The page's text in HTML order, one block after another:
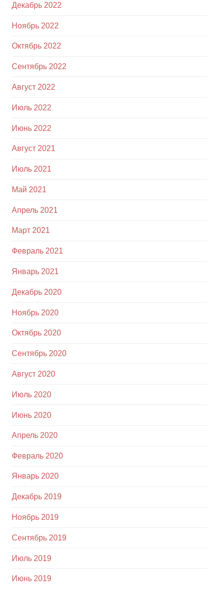
Декабрь 2022
Ноябрь 2022
Октябрь 2022
Сентябрь 2022
Август 2022
Июль 2022
Июнь 2022
Август 2021
Июль 2021
Май 2021
Апрель 2021
Март 2021
Февраль 2021
Январь 2021
Декабрь 2020
Ноябрь 2020
Октябрь 2020
Сентябрь 2020
Август 2020
Июль 2020
Июнь 2020
Апрель 2020
Февраль 2020
Январь 2020
Декабрь 2019
Ноябрь 2019
Сентябрь 2019
Июль 2019
Июнь 2019